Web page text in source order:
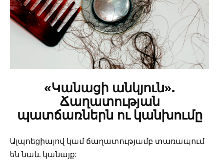
«Կանացի անկյուն».
Ճաղատության
պատճառներն ու կանխումը
Ալպոեցիայով կամ ճաղատությամբ տառապում
են նաև կանայք: